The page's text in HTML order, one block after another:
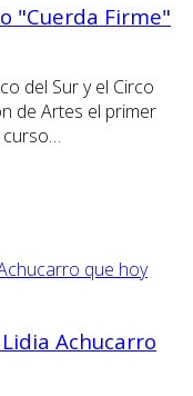
"Cuerda Firme"
del Sur y el Circo
de Artes el primer
curso…
Achucarro